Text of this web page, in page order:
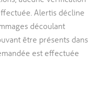
Alertis décline
découlant
être présents dans
est effectuée